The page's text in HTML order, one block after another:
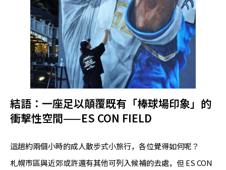
結語：一座足以顛覆既有「棒球場印象」的
衝擊性空間——ES CON FIELD
這趟約兩個小時的成人散步式小旅行，各位覺得如何呢？
札幌市區與近郊或許還有其他可列入候補的去處，但 ES CON